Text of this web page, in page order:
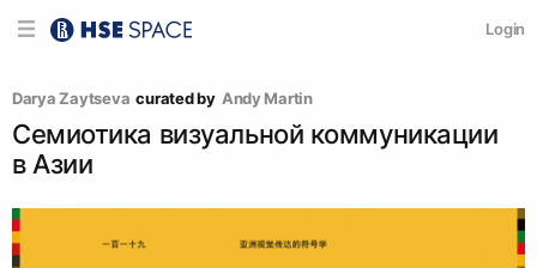
Login
Darya Zaytseva curated by Andy Martin
Семиотика визуальной коммуникации
в Азии